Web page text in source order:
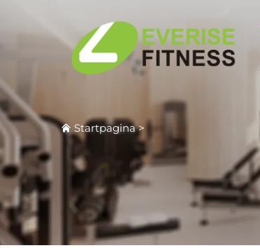
Startpagina>